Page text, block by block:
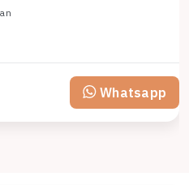
Whatsapp